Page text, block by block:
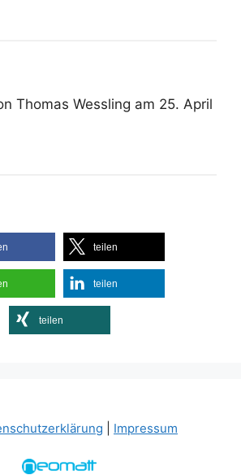
Thomas Wessling am 25. April
teilen
teilen
teilen
Impressum